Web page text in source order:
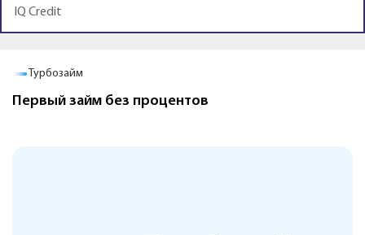
IQ Credit
До зарплаты
Первый займ бесплатно